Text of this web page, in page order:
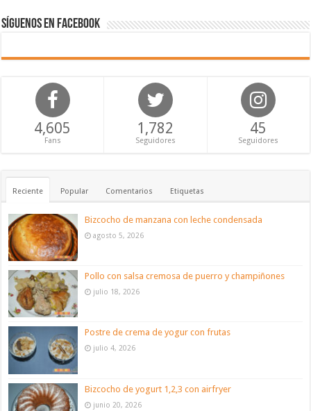
Síguenos en Facebook
4,605
Fans
1,782
Seguidores
45
Seguidores
Reciente Popular Comentarios Etiquetas
Bizcocho de manzana con leche condensada
agosto 5, 2026
Pollo con salsa cremosa de puerro y champiñones
julio 18, 2026
Postre de crema de yogur con frutas
julio 4, 2026
Bizcocho de yogurt 1,2,3 con airfryer
junio 20, 2026